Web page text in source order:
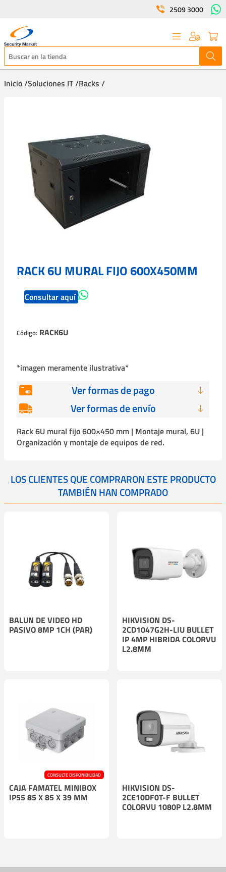
2509 3000
Inicio /Soluciones IT /Racks /
RACK 6U MURAL FIJO 600X450MM
Consultar aquí
Código: RACK6U
*imagen meramente ilustrativa*
Ver formas de pago
Ver formas de envío
Rack 6U mural fijo 600×450 mm | Montaje mural, 6U |
Organización y montaje de equipos de red.
LOS CLIENTES QUE COMPRARON ESTE PRODUCTO
TAMBIÉN HAN COMPRADO
BALUN DE VIDEO HD
PASIVO 8MP 1CH (PAR)
HIKVISION DS-
2CD1047G2H-LIU BULLET
IP 4MP HIBRIDA COLORVU
L2.8MM
CONSULTE DISPONIBILIDAD
CAJA FAMATEL MINIBOX
IP55 85 X 85 X 39 MM
HIKVISION DS-
2CE10DF0T-F BULLET
COLORVU 1080P L2.8MM